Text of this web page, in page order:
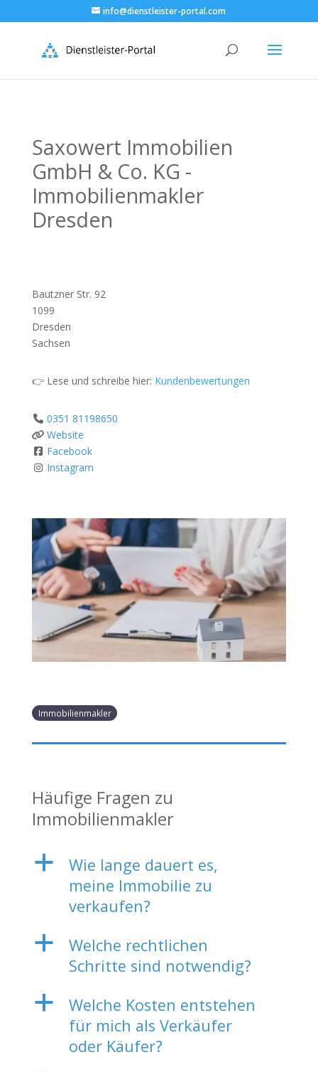
info@dienstleister-portal.com
Saxowert Immobilien
GmbH & Co. KG -
Immobilienmakler
Dresden
Bautzner Str. 92
1099
Dresden
Sachsen
👉 Lese und schreibe hier: Kundenbewertungen
0351 81198650
Website
Facebook
Instagram
Immobilienmakler
Häufige Fragen zu
Immobilienmakler
a
Wie lange dauert es,
meine Immobilie zu
verkaufen?
a
Welche rechtlichen
Schritte sind notwendig?
a
Welche Kosten entstehen
für mich als Verkäufer
oder Käufer?